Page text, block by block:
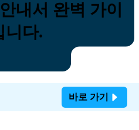
내서 완벽 가이
니다.
바로 가기